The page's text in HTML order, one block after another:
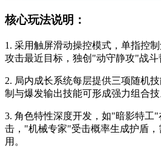
核心玩法说明：
1. 采用触屏滑动操控模式，单指控
攻击最近目标，独创"动守静攻"战斗
2. 局内成长系统每层提供三项随机
制与爆发输出技能可形成强力组合技
3. 角色特性深度开发，如"暗影特工
击，"机械专家"受击概率生成护盾
用。